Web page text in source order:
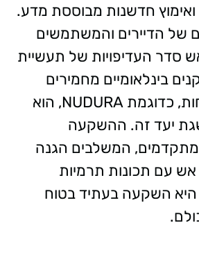
ואימוץ חדשנות מבוססת מדע.
של הדיירים והמשתמשים
סדר העדיפויות של תעשיית
בינלאומיים מחמירים
וטכנולוגיות מוכחות, כדוגמת NUDURA, הוא
יעד זה. ההשקעה
מתקדמים, המשלבים הגנה
אש עם תכונות תרמיות
היא השקעה בעתיד בטוח